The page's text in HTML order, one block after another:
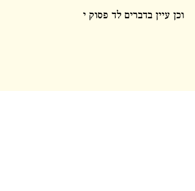
וכן עיין בדברים לד פסוק י